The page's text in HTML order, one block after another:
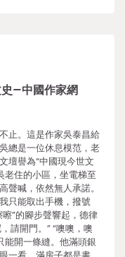
–中國作家網
止。這是作家吳泰昌給
總是一位休息模范，老
壇譽為“中國現今世文
老住的小區，坐電梯至
聲喊，依然無人承諾。
只能取出手機，撥號
”的腳步聲響起，德律
請開門。” “噢噢，噢
能開一條縫。他滿頭銀